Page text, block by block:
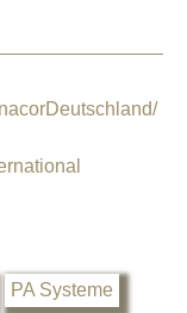
PA Systeme